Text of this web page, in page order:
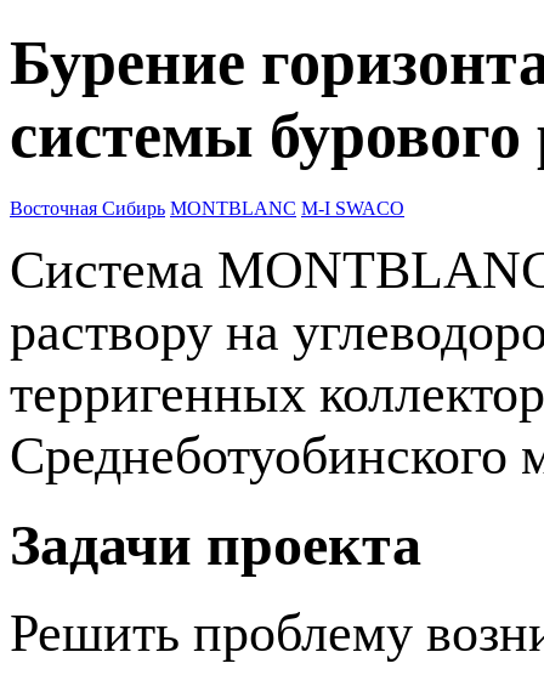
Бурение
системы
Восточная Сибирь MONTBLANC M-I SWACO
Система MONTBLANC
раствору на
терригенных
Задачи проекта
Решить проблему